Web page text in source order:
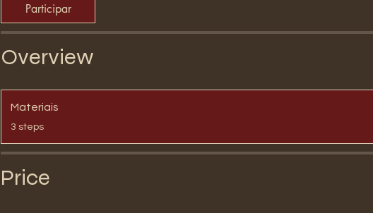
Participar
Overview
Materiais
.3 steps
Price